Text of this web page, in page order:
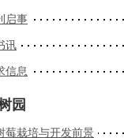
启事
讯
信息
园
莓栽培与开发前景